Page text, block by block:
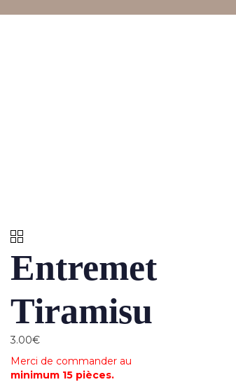
Entremet
Tiramisu
3.00€
Merci de commander au
minimum 15 pièces.